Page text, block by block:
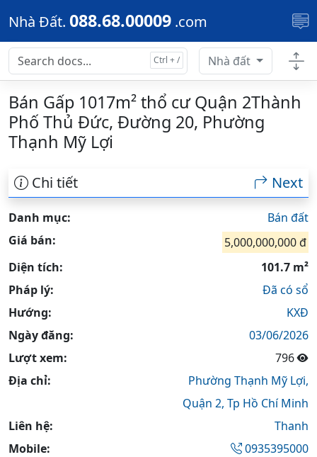
Skip to main content
Nhà Đất. 088.68.00009 .com
Nhà đất
Bán Gấp 1017m² thổ cư Quận 2Thành
Phố Thủ Đức, Đường 20, Phường
Thạnh Mỹ Lợi
Chi tiết Next
Danh mục:
Bán đất
Giá bán:
5,000,000,000 đ
Diện tích:
101.7 m²
Pháp lý:
Đã có sổ
Hướng:
KXĐ
Ngày đăng:
03/06/2026
Lượt xem:
796
Địa chỉ:
Phường Thạnh Mỹ Lợi,
Quận 2, Tp Hồ Chí Minh
Liên hệ:
Thanh
Mobile:
0935395000